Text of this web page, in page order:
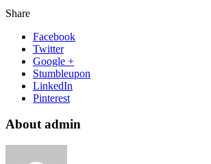
Share
Facebook
Twitter
Google +
Stumbleupon
LinkedIn
Pinterest
About admin